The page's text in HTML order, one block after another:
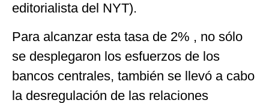
editorialista del NYT).
Para alcanzar esta tasa de 2% , no sólo
se desplegaron los esfuerzos de los
bancos centrales, también se llevó a cabo
la desregulación de las relaciones